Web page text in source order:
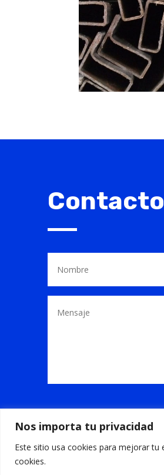
Nos importa tu privacidad
Este sitio usa cookies para mejorar tu
cookies.
Contacto